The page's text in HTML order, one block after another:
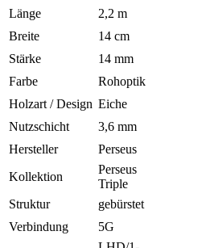
Länge
2,2 m
Breite
14 cm
Stärke
14 mm
Farbe
Rohoptik
Holzart / Design Eiche
Nutzschicht
3,6 mm
Hersteller
Perseus
Kollektion
Perseus
Triple
Struktur
gebürstet
Verbindung
5G